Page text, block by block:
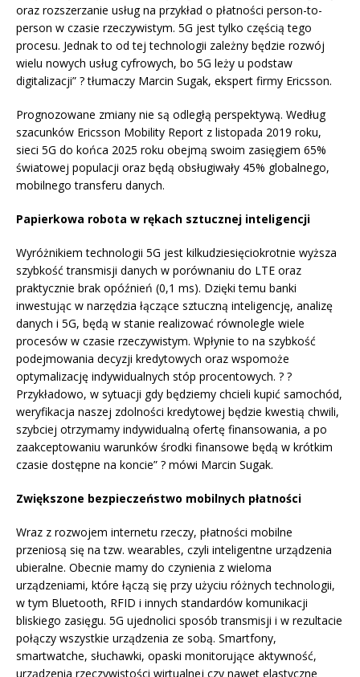
oraz rozszerzanie usług na przykład o płatności person-to-
person w czasie rzeczywistym. 5G jest tylko częścią tego
procesu. Jednak to od tej technologii zależny będzie rozwój
wielu nowych usług cyfrowych, bo 5G leży u podstaw
digitalizacji” ? tłumaczy Marcin Sugak, ekspert firmy Ericsson.
Prognozowane zmiany nie są odległą perspektywą. Według
szacunków Ericsson Mobility Report z listopada 2019 roku,
sieci 5G do końca 2025 roku obejmą swoim zasięgiem 65%
światowej populacji oraz będą obsługiwały 45% globalnego,
mobilnego transferu danych.
Papierkowa robota w rękach sztucznej inteligencji
Wyróżnikiem technologii 5G jest kilkudziesięciokrotnie wyższa
szybkość transmisji danych w porównaniu do LTE oraz
praktycznie brak opóźnień (0,1 ms). Dzięki temu banki
inwestując w narzędzia łączące sztuczną inteligencję, analizę
danych i 5G, będą w stanie realizować równolegle wiele
procesów w czasie rzeczywistym. Wpłynie to na szybkość
podejmowania decyzji kredytowych oraz wspomoże
optymalizację indywidualnych stóp procentowych. ? ?
Przykładowo, w sytuacji gdy będziemy chcieli kupić samochód,
weryfikacja naszej zdolności kredytowej będzie kwestią chwili,
szybciej otrzymamy indywidualną ofertę finansowania, a po
zaakceptowaniu warunków środki finansowe będą w krótkim
czasie dostępne na koncie” ? mówi Marcin Sugak.
Zwiększone bezpieczeństwo mobilnych płatności
Wraz z rozwojem internetu rzeczy, płatności mobilne
przeniosą się na tzw. wearables, czyli inteligentne urządzenia
ubieralne. Obecnie mamy do czynienia z wieloma
urządzeniami, które łączą się przy użyciu różnych technologii,
w tym Bluetooth, RFID i innych standardów komunikacji
bliskiego zasięgu. 5G ujednolici sposób transmisji i w rezultacie
połączy wszystkie urządzenia ze sobą. Smartfony,
smartwatche, słuchawki, opaski monitorujące aktywność,
urządzenia rzeczywistości wirtualnej czy nawet elastyczne